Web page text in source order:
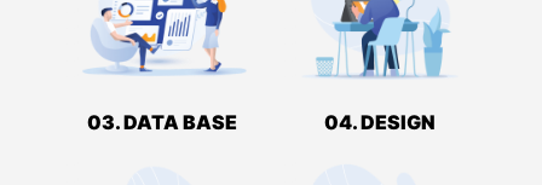
03. DATA BASE 04. DESIGN